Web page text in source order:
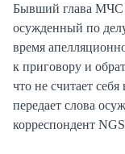
Бывший глава МЧС
осужденный по
время
к приговору и
что не считает
передает слова
корреспондент